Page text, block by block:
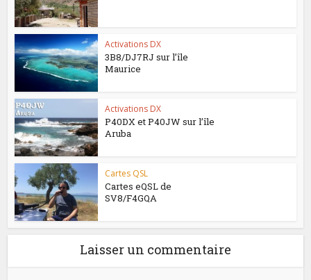
Activations DX
3B8/DJ7RJ sur l’île
Maurice
Activations DX
P40DX et P40JW sur l’île
Aruba
Cartes QSL
Cartes eQSL de
SV8/F4GQA
Laisser un commentaire